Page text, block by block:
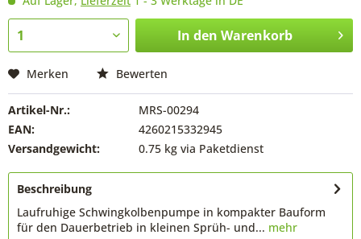
In den Warenkorb
Merken Bewerten
Artikel-Nr.:
MRS-00294
EAN:
4260215332945
Versandgewicht:
0.75 kg via Paketdienst
Beschreibung
Laufruhige Schwingkolbenpumpe in kompakter Bauform
für den Dauerbetrieb in kleinen Sprüh- und... mehr